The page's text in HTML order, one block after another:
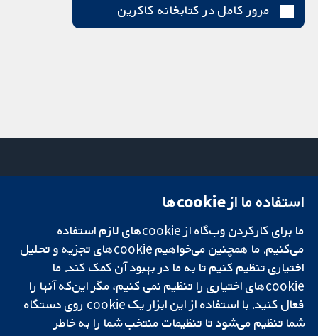
مرور کامل در کتابخانه کاکرین
تحقیقات قابل
اعتماد.
تصمیم‌گیری آگاهانه.
سلامت بهتر.
میدان کاوندیش
لندن
W1G 0AN
بریتانیا
دفتر رسانه‌ای
درباره ما
فرصت‌های
شغلی
Cochrane
Library
استفاده ما از cookie‌ها
ما برای کارکردن وب‌گاه از cookie‌های لازم استفاده
می‌کنیم. ما همچنین می‌خواهیم cookie‌های تجزیه و تحلیل
اختیاری تنظیم کنیم تا به ما در بهبود آن کمک کند. ما
cookie‌های اختیاری را تنظیم نمی کنیم، مگر این‌که آنها را
فعال کنید. با استفاده از این ابزار یک cookie‌ روی دستگاه
شما تنظیم می‌شود تا تنظیمات منتخب شما را به خاطر